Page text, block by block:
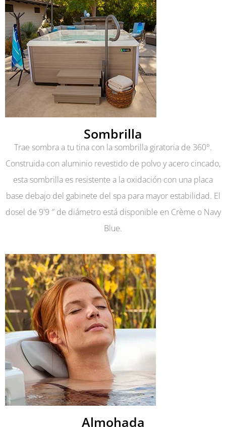
Sombrilla
Trae sombra a tu tina con la sombrilla giratoria de 360°.
Construida con aluminio revestido de polvo y acero cincado,
esta sombrilla es resistente a la oxidación con una placa
base debajo del gabinete del spa para mayor estabilidad. El
dosel de 9'9 ″ de diámetro está disponible en Crème o Navy
Blue.
Almohada